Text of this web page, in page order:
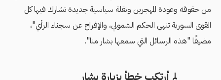
من حقوقه وعودة المهجرين ونقلة سياسية جديدة تشارك فيها كل
القوى السورية تنهي الحكم الشمولي، والإفراج عن سجناء الرأي"،
مضيفًا "هذه الرسائل التي سمعها بشار منا".
لم أرتكب خطأ بزيارة بشار